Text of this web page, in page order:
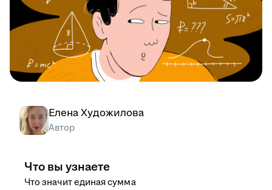
Елена Художилова
Автор
Что вы узнаете
Что значит единая сумма